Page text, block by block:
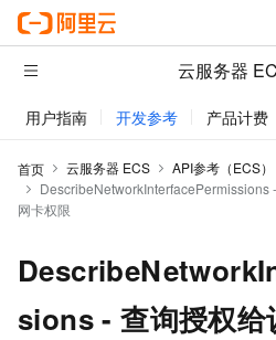
云服务器
用户指南 开发参考 产品计费
首页 云服务器 ECS API参考（ECS）
DescribeNetworkInterfacePermissions
网卡权限
sions - 查询授权给